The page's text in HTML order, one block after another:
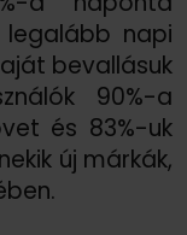
napi
bevallásuk
90%-a
és 83%-uk
új márkák,